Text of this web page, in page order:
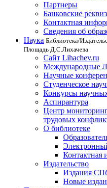
Партнеры
Банковские
Контактная
Сведения об
Наука Библиотека/
Площадь Д.С.Лихачева
Сайт Lihachev.ru
Международные
Научные
Студенческое
Конкурсы
Аспирантура
Центр
трудовых
О библиотеке
Контактная
Издательство
Издания
Новые